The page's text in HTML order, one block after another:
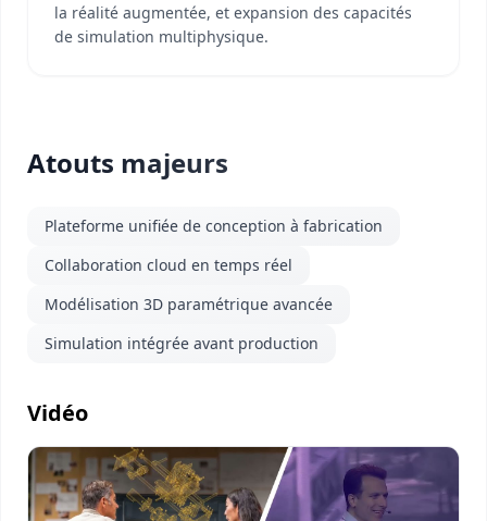
la réalité augmentée, et expansion des capacités
de simulation multiphysique.
Atouts majeurs
Plateforme unifiée de conception à fabrication
Collaboration cloud en temps réel
Modélisation 3D paramétrique avancée
Simulation intégrée avant production
Vidéo